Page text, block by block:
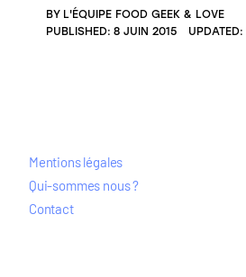
BY L'ÉQUIPE FOOD GEEK & LOVE
PUBLISHED: 8 JUIN 2015 UPDATED:
Mentions légales
Qui-sommes nous ?
Contact